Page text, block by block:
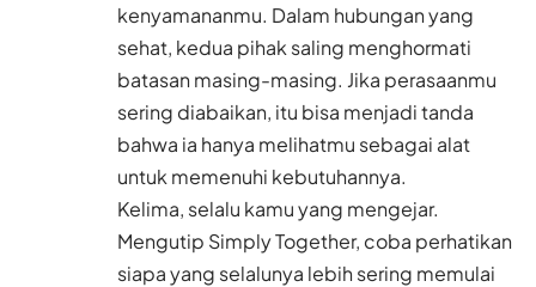
kenyamananmu. Dalam hubungan yang
sehat, kedua pihak saling menghormati
batasan masing-masing. Jika perasaanmu
sering diabaikan, itu bisa menjadi tanda
bahwa ia hanya melihatmu sebagai alat
untuk memenuhi kebutuhannya.
Kelima, selalu kamu yang mengejar.
Mengutip Simply Together, coba perhatikan
siapa yang selalunya lebih sering memulai